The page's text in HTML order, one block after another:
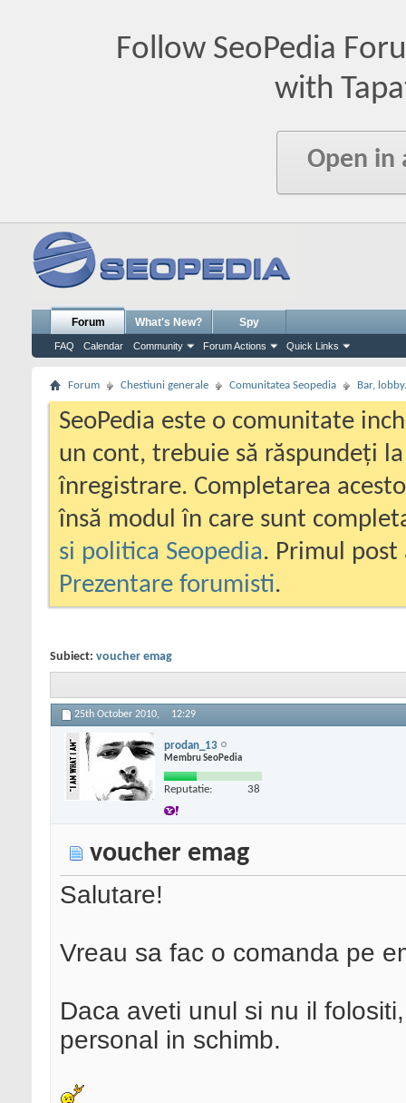
Follow SeoPedia
with
Open in
Forum
FAQ Calendar Community Forum Actions Quick Links
What's New? Spy
Forum Chestiuni generale Comunitatea Seopedia Bar,
SeoPedia este o comunitate
un cont, trebuie să răspundeți
înregistrare. Completarea
însă modul în care sunt
si politica Seopedia. Primul
Prezentare forumisti.
Subiect: voucher emag
25th October 2010, 12:29
prodan_13
Membru SeoPedia
Reputatie: 38
voucher emag
Salutare!
Vreau sa fac o comanda pe
Daca aveti unul si nu il
personal in schimb.